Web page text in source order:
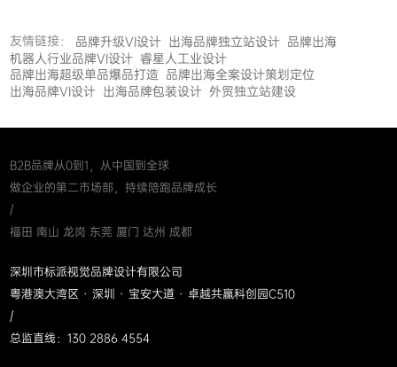
友情链接： 品牌升级VI设计 出海品牌独立站设计 品牌出海
机器人行业品牌VI设计 睿星人工业设计
品牌出海超级单品爆品打造 品牌出海全案设计策划定位
出海品牌VI设计 出海品牌包装设计 外贸独立站建设
B2B品牌从0到1，从中国到全球
做企业的第二市场部，持续陪跑品牌成长
/
福田 南山 龙岗 东莞 厦门 达州 成都
深圳市标派视觉品牌设计有限公司
粤港澳大湾区 · 深圳 · 宝安大道 · 卓越共赢科创园C510
/
总监直线：130 2886 4554